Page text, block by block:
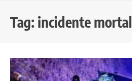
Tag: incidente